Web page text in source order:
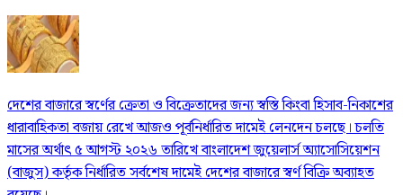
দেশের বাজারে স্বর্ণের ক্রেতা ও বিক্রেতাদের জন্য স্বস্তি কিংবা হিসাব-নিকাশের
ধারাবাহিকতা বজায় রেখে আজও পূর্বনির্ধারিত দামেই লেনদেন চলছে। চলতি
মাসের অর্থাৎ ৫ আগস্ট ২০২৬ তারিখে বাংলাদেশ জুয়েলার্স অ্যাসোসিয়েশন
(বাজুস) কর্তৃক নির্ধারিত সর্বশেষ দামেই দেশের বাজারে স্বর্ণ বিক্রি অব্যাহত